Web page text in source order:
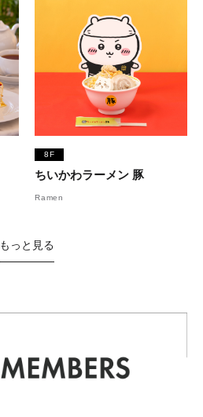
8F
ちいかわラーメン 豚
Ramen
もっと見る